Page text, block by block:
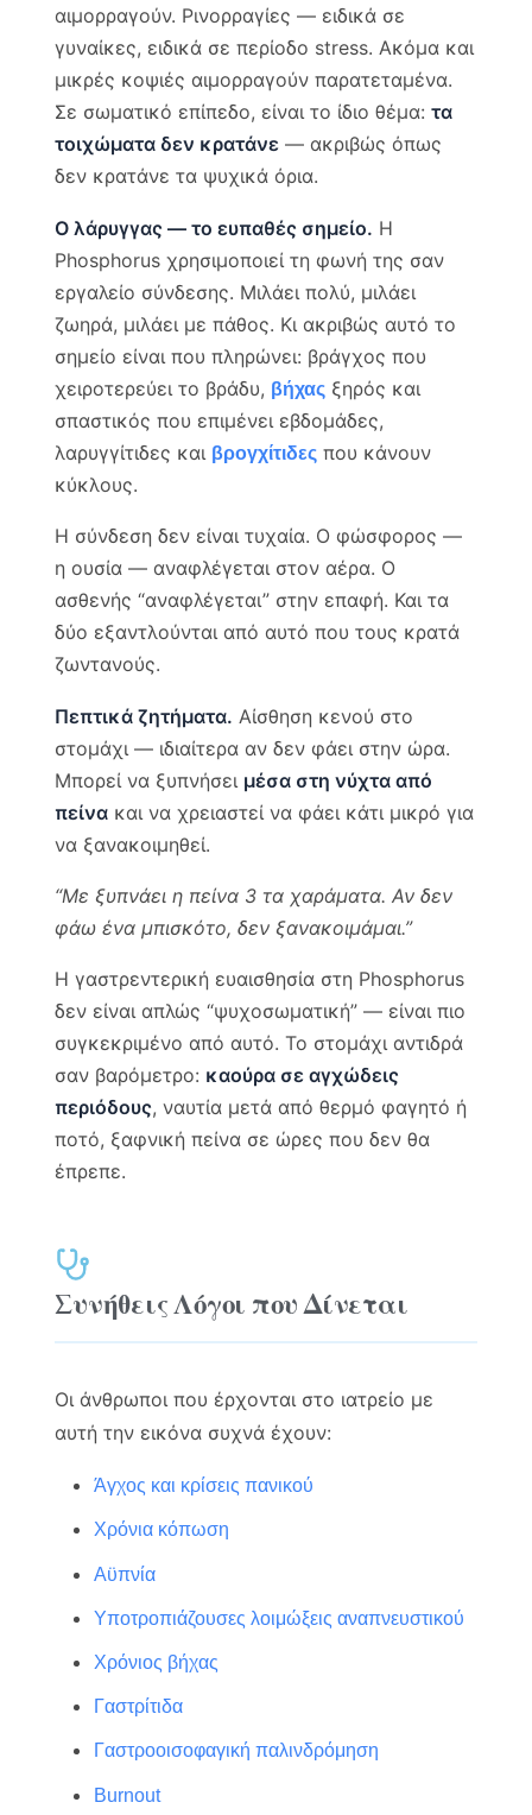
αιμορραγούν. Ρινορραγίες — ειδικά σε
γυναίκες, ειδικά σε περίοδο stress. Ακόμα και
μικρές κοψιές αιμορραγούν παρατεταμένα.
Σε σωματικό επίπεδο, είναι το ίδιο θέμα:τα
τοιχώματα δεν κρατάνε — ακριβώς όπως
δεν κρατάνε τα ψυχικά όρια.
Ο λάρυγγας — το ευπαθές σημείο. Η
Phosphorus χρησιμοποιεί τη φωνή της σαν
εργαλείο σύνδεσης. Μιλάει πολύ, μιλάει
ζωηρά, μιλάει με πάθος. Κι ακριβώς αυτό το
σημείο είναι που πληρώνει: βράγχος που
χειροτερεύει το βράδυ, βήχας ξηρός και
σπαστικός που επιμένει εβδομάδες,
λαρυγγίτιδες και βρογχίτιδες που κάνουν
κύκλους.
Η σύνδεση δεν είναι τυχαία. Ο φώσφορος —
η ουσία — αναφλέγεται στον αέρα. Ο
ασθενής “αναφλέγεται” στην επαφή. Και τα
δύο εξαντλούνται από αυτό που τους κρατά
ζωντανούς.
Πεπτικά ζητήματα. Αίσθηση κενού στο
στομάχι — ιδιαίτερα αν δεν φάει στην ώρα.
Μπορεί να ξυπνήσει μέσα στη νύχτα από
πείνα και να χρειαστεί να φάει κάτι μικρό για
να ξανακοιμηθεί.
“Με ξυπνάει η πείνα 3 τα χαράματα. Αν δεν
φάω ένα μπισκότο, δεν ξανακοιμάμαι.”
Η γαστρεντερική ευαισθησία στη Phosphorus
δεν είναι απλώς “ψυχοσωματική” — είναι πιο
συγκεκριμένο από αυτό. Το στομάχι αντιδρά
σαν βαρόμετρο: καούρα σε αγχώδεις
περιόδους, ναυτία μετά από θερμό φαγητό ή
ποτό, ξαφνική πείνα σε ώρες που δεν θα
έπρεπε.
Συνήθεις Λόγοι που Δίνεται
Οι άνθρωποι που έρχονται στο ιατρείο με
αυτή την εικόνα συχνά έχουν:
Άγχος και κρίσεις πανικού
Χρόνια κόπωση
Αϋπνία
Υποτροπιάζουσες λοιμώξεις αναπνευστικού
Χρόνιος βήχας
Γαστρίτιδα
Γαστροοισοφαγική παλινδρόμηση
Burnout